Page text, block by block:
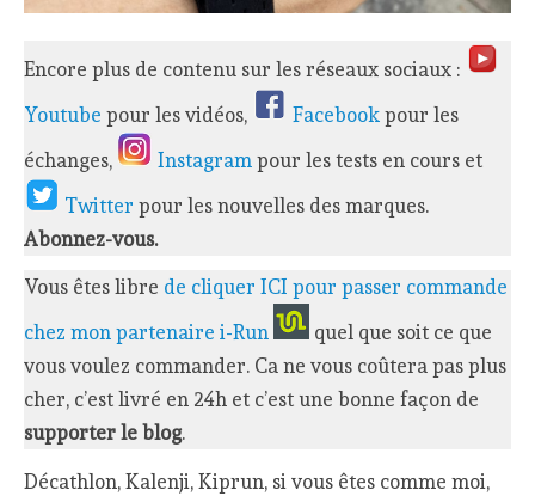
Encore plus de contenu sur les réseaux sociaux :
Youtube pour les vidéos, Facebookpour les
échanges,
Instagrampour les tests en cours et
Twitterpour les nouvelles des marques.
Abonnez-vous.
Vous êtes libre de cliquer ICI pour passer commande
chez mon partenaire i-Run
quel que soit ce que
vous voulez commander. Ca ne vous coûtera pas plus
cher, c’est livré en 24h et c’est une bonne façon de
supporter le blog.
Décathlon, Kalenji, Kiprun, si vous êtes comme moi,